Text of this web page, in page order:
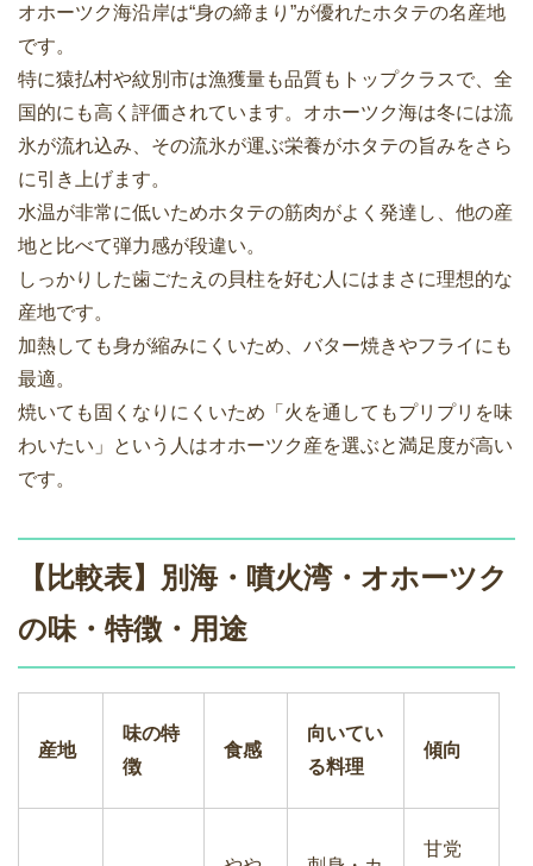
オホーツク海沿岸は“身の締まり”が優れたホタテの名産地
です。
特に猿払村や紋別市は漁獲量も品質もトップクラスで、全
国的にも高く評価されています。オホーツク海は冬には流
氷が流れ込み、その流氷が運ぶ栄養がホタテの旨みをさら
に引き上げます。
水温が非常に低いためホタテの筋肉がよく発達し、他の産
地と比べて弾力感が段違い。
しっかりした歯ごたえの貝柱を好む人にはまさに理想的な
産地です。
加熱しても身が縮みにくいため、バター焼きやフライにも
最適。
焼いても固くなりにくいため「火を通してもプリプリを味
わいたい」という人はオホーツク産を選ぶと満足度が高い
です。
【比較表】別海・噴火湾・オホーツク
の味・特徴・用途
産地
味の特
徴
食感
向いてい
る料理
傾向
甘党